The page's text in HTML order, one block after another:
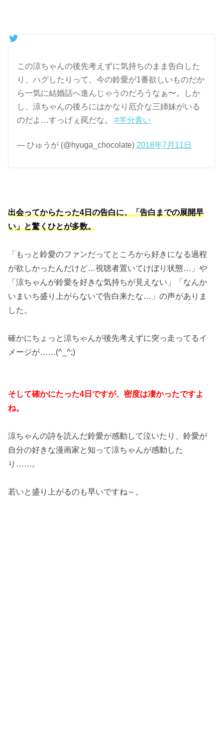
この涼ちゃんの後先考えずに気持ちのまま告白した
り、ハグしたりって、今の鈴愛が1番欲しいものだか
ら一気に結婚話へ進んじゃうのだろうなぁ〜。しか
し、涼ちゃんの後ろにはかなり厄介な三姉妹がいる
のだよ…すっげぇ罠だな。#半分青い
— ひゅうが (@hyuga_chocolate) 2018年7月11日
出会ってからたった4日の告白に、「告白までの展開早
い」と驚くひとが多数。
「もっと鈴愛のファンだってところから好きになる過程
が欲しかったんだけど…視聴者置いてけぼり状態…」や
「涼ちゃんが鈴愛を好きな気持ちが見えない」「なんか
いまいち盛り上がらないで告白来たな…」の声がありま
した。
確かにちょっと涼ちゃんが後先考えずに突っ走ってるイ
メージが……(^_^;)
そして確かにたった4日ですが、密度は凄かったですよ
ね。
涼ちゃんの詩を読んだ鈴愛が感動して泣いたり、鈴愛が
自分の好きな漫画家と知って涼ちゃんが感動した
り……。
若いと盛り上がるのも早いですね～。